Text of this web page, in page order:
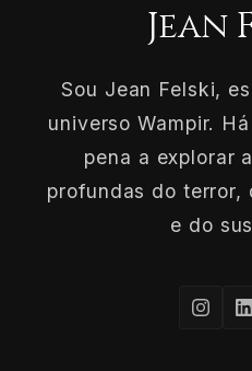
Jean
Sou Jean Felski,
universo Wampir.
pena a explorar
profundas do terror,
e do